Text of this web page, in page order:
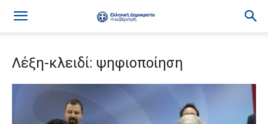
Λέξη-κλειδί: ψηφιοποίηση